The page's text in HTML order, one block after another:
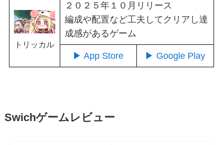
トリッカル
２０２５年１０月リリース
編成や配置など工夫してクリアし達
成感があるゲーム
▶ App Store ▶ Google Play
Swichゲームレビュー